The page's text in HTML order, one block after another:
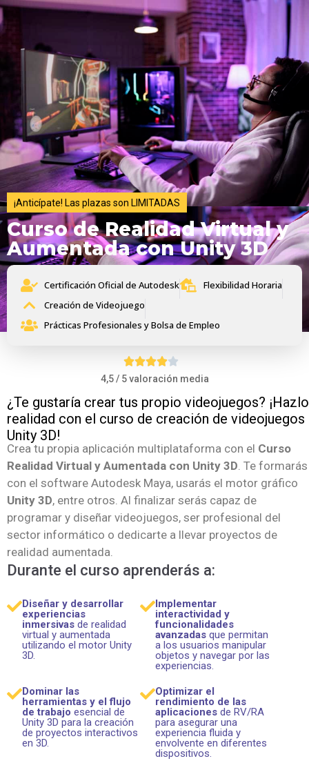
¡Anticípate! Las plazas son LIMITADAS
Curso de Realidad Virtual y
Aumentada con Unity 3D
Certificación Oficial de Autodesk
Flexibilidad Horaria
Creación de Videojuego
Prácticas Profesionales y Bolsa de Empleo
4,5 / 5 valoración media
¿Te gustaría crear tus propio videojuegos? ¡Hazlo
realidad con el curso de creación de videojuegos
Unity 3D!
Crea tu propia aplicación multiplataforma con el Curso
Realidad Virtual y Aumentada con Unity 3D. Te formarás
con el software Autodesk Maya, usarás el motor gráfico
Unity 3D, entre otros. Al finalizar serás capaz de
programar y diseñar videojuegos, ser profesional del
sector informático o dedicarte a llevar proyectos de
realidad aumentada.
Durante el curso aprenderás a:
Diseñar y desarrollar
experiencias
inmersivas de realidad
virtual y aumentada
utilizando el motor Unity
3D.
Implementar
interactividad y
funcionalidades
avanzadasque permitan
a los usuarios manipular
objetos y navegar por las
experiencias.
Dominar las
herramientas y el flujo
de trabajo esencial de
Unity 3D para la creación
de proyectos interactivos
en 3D.
Optimizar el
rendimiento de las
aplicacionesde RV/RA
para asegurar una
experiencia fluida y
envolvente en diferentes
dispositivos.